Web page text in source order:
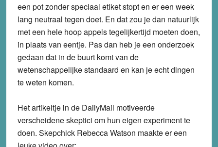
een pot zonder speciaal etiket stopt en er een week
lang neutraal tegen doet. En dat zou je dan natuurlijk
met een hele hoop appels tegelijkertijd moeten doen,
in plaats van eentje. Pas dan heb je een onderzoek
gedaan dat in de buurt komt van de
wetenschappelijke standaard en kan je echt dingen
te weten komen.
Het artikeltje in de DailyMail motiveerde
verscheidene skeptici om hun eigen experiment te
doen. Skepchick Rebecca Watson maakte er een